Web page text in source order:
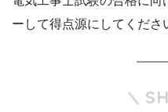
ーして得点源にしてくださ